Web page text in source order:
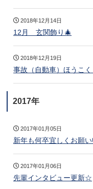
2018年12月14日
12月 玄関飾り🎄
2018年12月19日
事故（自動車）ほうこ
2017年
2017年01月05日
新年も何卒宜しくお願
2017年01月06日
先輩インタビュー更新☆